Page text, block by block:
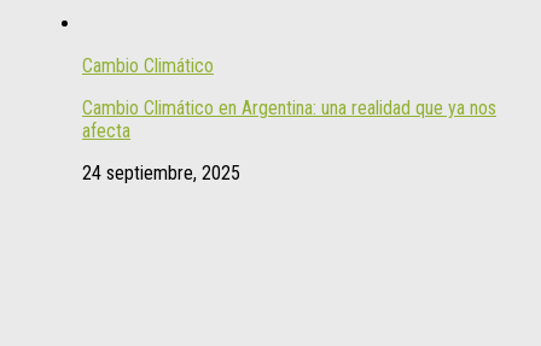
Cambio Climático
Cambio Climático en Argentina: una realidad que ya nos
afecta
24 septiembre, 2025